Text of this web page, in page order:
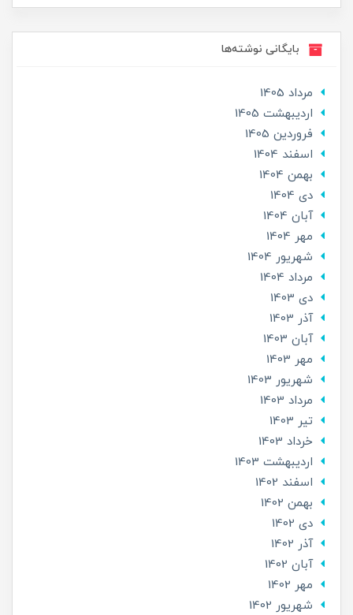
بایگانی نوشته‌ها
مرداد 1405
ارديبهشت 1405
فروردین 1405
اسفند 1404
بهمن 1404
دی 1404
آبان 1404
مهر 1404
شهریور 1404
مرداد 1404
دی 1403
آذر 1403
آبان 1403
مهر 1403
شهریور 1403
مرداد 1403
تير 1403
خرداد 1403
ارديبهشت 1403
اسفند 1402
بهمن 1402
دی 1402
آذر 1402
آبان 1402
مهر 1402
شهریور 1402